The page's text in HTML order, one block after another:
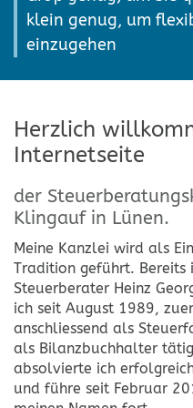
klein genug, um
einzugehen
Herzlich
Internetseite
der
Klingauf in Lünen.
Meine Kanzlei wird als
Tradition geführt.
Steuerberater Heinz
ich seit August 1989,
anschliessend als
als Bilanzbuchhalter
absolvierte ich
und führe seit Februar